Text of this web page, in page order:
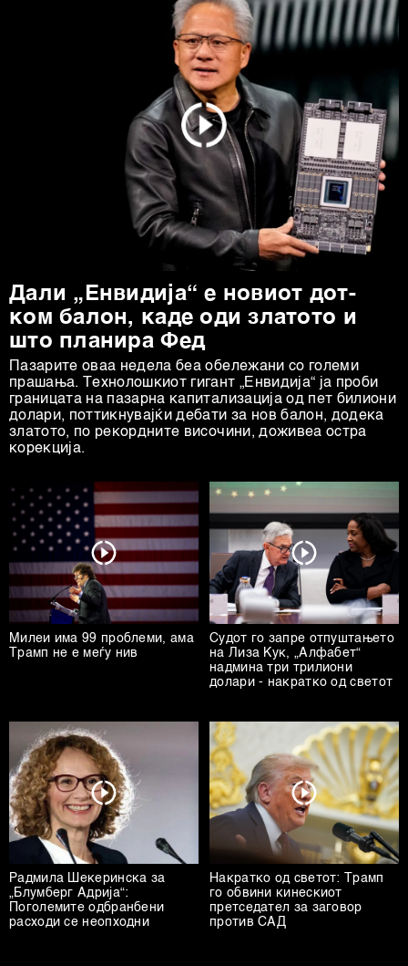
Дали „Енвидија“ е новиот дот-
ком балон, каде оди златото и
што планира Фед
Пазарите оваа недела беа обележани со големи
прашања. Технолошкиот гигант „Енвидија“ ја проби
границата на пазарна капитализација од пет билиони
долари, поттикнувајќи дебати за нов балон, додека
златото, по рекордните височини, доживеа остра
корекција.
Милеи има 99 проблеми, ама
Трамп не е меѓу нив
Судот го запре отпуштањето
на Лиза Кук, „Алфабет“
надмина три трилиони
долари - накратко од светот
Радмила Шекеринска за
„Блумберг Адрија“:
Поголемите одбранбени
расходи се неопходни
Накратко од светот: Трамп
го обвини кинескиот
претседател за заговор
против САД